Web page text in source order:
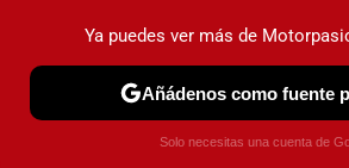
PRUEBAS COCHES ELÉCTRICOS
Ya puedes ver más de
Añádenos como fuente
Solo necesitas una cuenta de